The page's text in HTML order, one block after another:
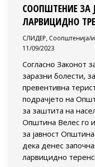
СООПШТЕНИЕ ЗА
ЛАРВИЦИДНО
СЛИДЕР, Соопштенија/
11/09/2023
Согласно Законот
заразни болести,
превентивна
подрачјето на
за заштита на
Општина Велес го
за јавност Општина
дека денес
ларвицидно